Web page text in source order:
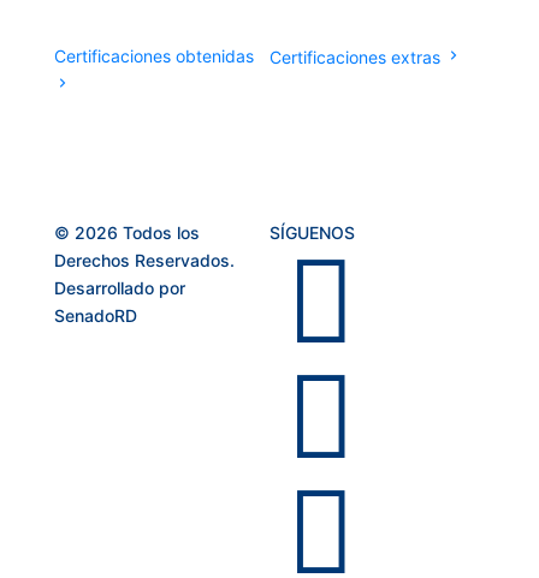
Certificaciones obtenidas Certificaciones extras
© 2026 Todos los
Derechos Reservados.
Desarrollado por
SenadoRD
SÍGUENOS


